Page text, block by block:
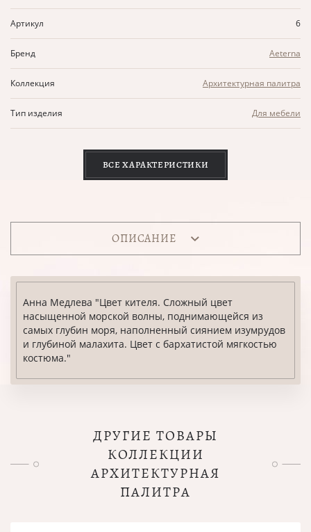
Артикул 6
Бренд Aeterna
Коллекция Архитектурная палитра
Тип изделия Для мебели
ВСЕ ХАРАКТЕРИСТИКИ
ОПИСАНИЕ
Анна Медлева "Цвет кителя. Сложный цвет
насыщенной морской волны, поднимающейся из
самых глубин моря, наполненный сиянием изумрудов
и глубиной малахита. Цвет с бархатистой мягкостью
костюма."
ДРУГИЕ ТОВАРЫ
КОЛЛЕКЦИИ
АРХИТЕКТУРНАЯ
ПАЛИТРА